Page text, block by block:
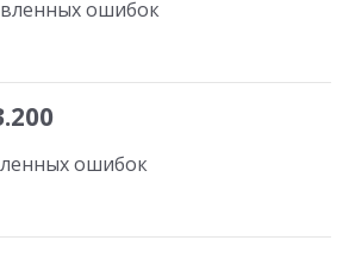
ошибок
ошибок